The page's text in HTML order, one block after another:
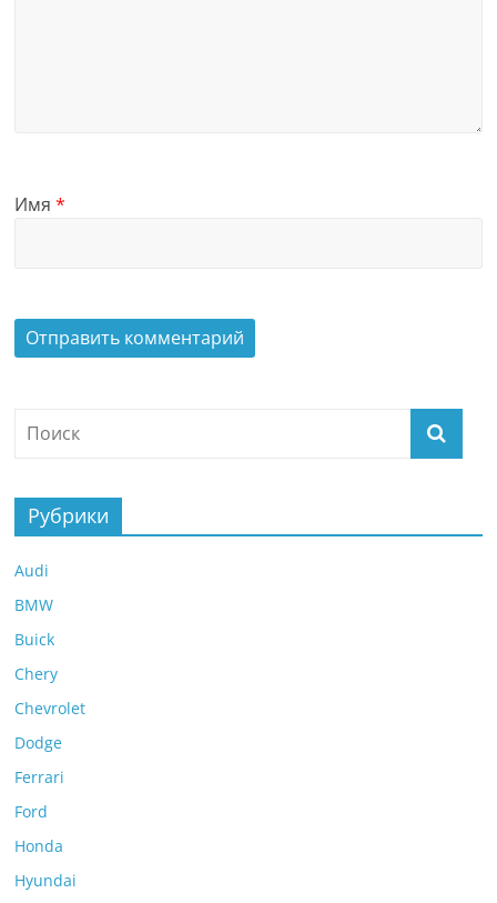
Имя*
Рубрики
Audi
BMW
Buick
Chery
Chevrolet
Dodge
Ferrari
Ford
Honda
Hyundai